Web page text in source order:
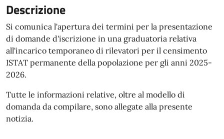
Descrizione
Si comunica l'apertura dei termini per la presentazione
di domande d'iscrizione in una graduatoria relativa
all'incarico temporaneo di rilevatori per il censimento
ISTAT permanente della popolazione per gli anni 2025-
2026.
Tutte le informazioni relative, oltre al modello di
domanda da compilare, sono allegate alla presente
notizia.